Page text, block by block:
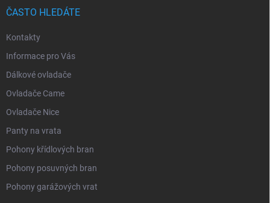
ČASTO HLEDÁTE
Kontakty
Informace pro Vás
Dálkové ovladače
Ovladače Came
Ovladače Nice
Panty na vrata
Pohony křídlových bran
Pohony posuvných bran
Pohony garážových vrat